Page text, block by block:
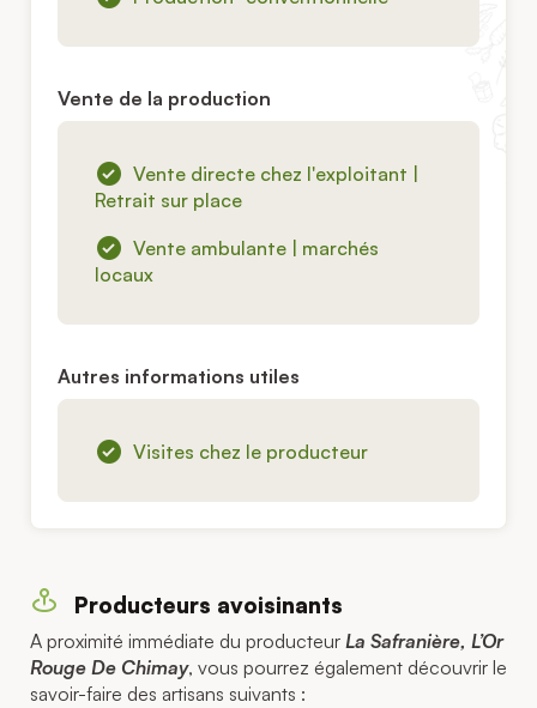
Vente de la production
Vente directe chez l'exploitant |
Retrait sur place
Vente ambulante | marchés
locaux
Autres informations utiles
Visites chez le producteur
Producteurs avoisinants
A proximité immédiate du producteur La Safranière, L’Or
Rouge De Chimay, vous pourrez également découvrir le
savoir-faire des artisans suivants :